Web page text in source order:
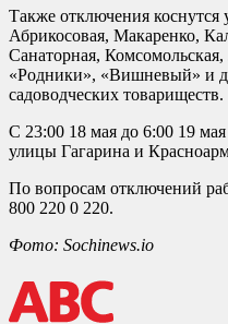
Также отключения
Абрикосовая, Макаренко,
Санаторная,
«Родники», «Вишневый» и
садоводческих товариществ.
С 23:00 18 мая до 6:00 19 мая
улицы Гагарина и
По вопросам отключений
800 220 0 220.
Фото: Sochinews.io